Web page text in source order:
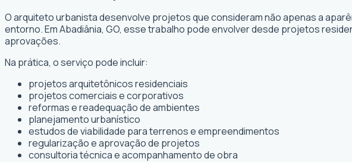
O arquiteto urbanista desenvolve projetos que consideram não apenas a
entorno. Em Abadiânia, GO, esse trabalho pode envolver desde projetos
aprovações.
Na prática, o serviço pode incluir:
projetos arquitetônicos residenciais
projetos comerciais e corporativos
reformas e readequação de ambientes
planejamento urbanístico
estudos de viabilidade para terrenos e empreendimentos
regularização e aprovação de projetos
consultoria técnica e acompanhamento de obra